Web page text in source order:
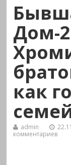
Дом-
как
admin
комментариев